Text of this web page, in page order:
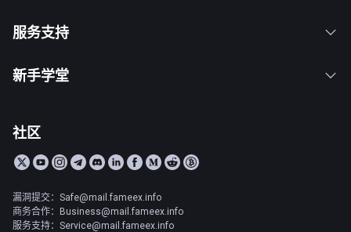
服务支持
新手学堂
社区
漏洞提交：Safe@mail.fameex.info
商务合作：Business@mail.fameex.info
服务支持：Service@mail.fameex.info